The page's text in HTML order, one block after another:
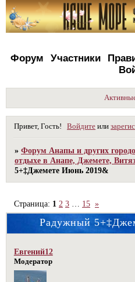
Форум Участники
Привет, Гость! Войдите или
»Форум Анапы и других
отдыхе в Анапе, Джемете,
5+‡Джемете Июнь 2019&
Радужный
Страница: 1 2 3 15 »
Евгений12
Модератор